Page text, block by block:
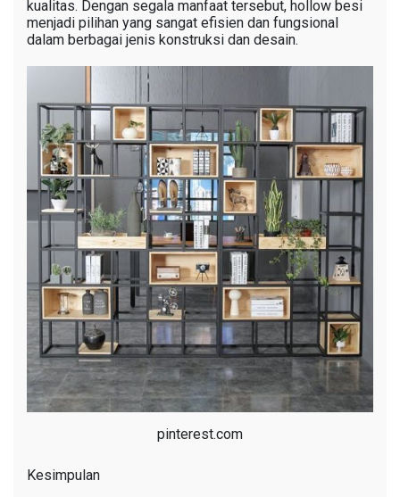
kualitas. Dengan segala manfaat tersebut, hollow besi
menjadi pilihan yang sangat efisien dan fungsional
dalam berbagai jenis konstruksi dan desain.
pinterest.com
Kesimpulan